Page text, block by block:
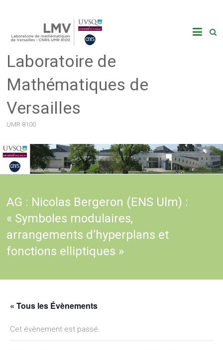
Laboratoire de
Mathématiques de
Versailles
UMR 8100
AG : Nicolas Bergeron (ENS Ulm) :
« Symboles modulaires,
arrangements d’hyperplans et
fonctions elliptiques »
« Tous les Évènements
Cet évènement est passé.